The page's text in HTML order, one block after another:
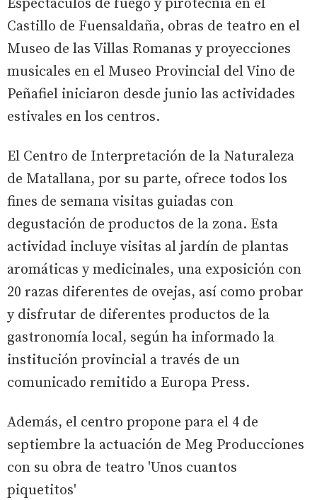
Espectáculos de fuego y pirotecnia en el
Castillo de Fuensaldaña, obras de teatro en el
Museo de las Villas Romanas y proyecciones
musicales en el Museo Provincial del Vino de
Peñafiel iniciaron desde junio las actividades
estivales en los centros.
El Centro de Interpretación de la Naturaleza
de Matallana, por su parte, ofrece todos los
fines de semana visitas guiadas con
degustación de productos de la zona. Esta
actividad incluye visitas al jardín de plantas
aromáticas y medicinales, una exposición con
20 razas diferentes de ovejas, así como probar
y disfrutar de diferentes productos de la
gastronomía local, según ha informado la
institución provincial a través de un
comunicado remitido a Europa Press.
Además, el centro propone para el 4 de
septiembre la actuación de Meg Producciones
con su obra de teatro 'Unos cuantos
piquetitos'